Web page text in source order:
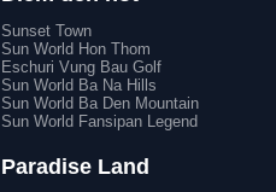
Sunset Town
Sun World Hon Thom
Eschuri Vung Bau Golf
Sun World Ba Na Hills
Sun World Ba Den Mountain
Sun World Fansipan Legend
Paradise Land